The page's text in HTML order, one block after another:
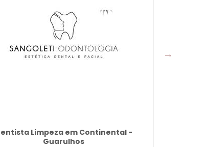
Limpeza em Continental -
Guarulhos